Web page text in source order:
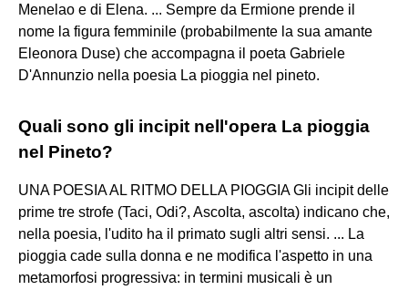
Menelao e di Elena. ... Sempre da Ermione prende il
nome la figura femminile (probabilmente la sua amante
Eleonora Duse) che accompagna il poeta Gabriele
D'Annunzio nella poesia La pioggia nel pineto.
Quali sono gli incipit nell'opera La pioggia
nel Pineto?
UNA POESIA AL RITMO DELLA PIOGGIA Gli incipit delle
prime tre strofe (Taci, Odi?, Ascolta, ascolta) indicano che,
nella poesia, l'udito ha il primato sugli altri sensi. ... La
pioggia cade sulla donna e ne modifica l'aspetto in una
metamorfosi progressiva: in termini musicali è un